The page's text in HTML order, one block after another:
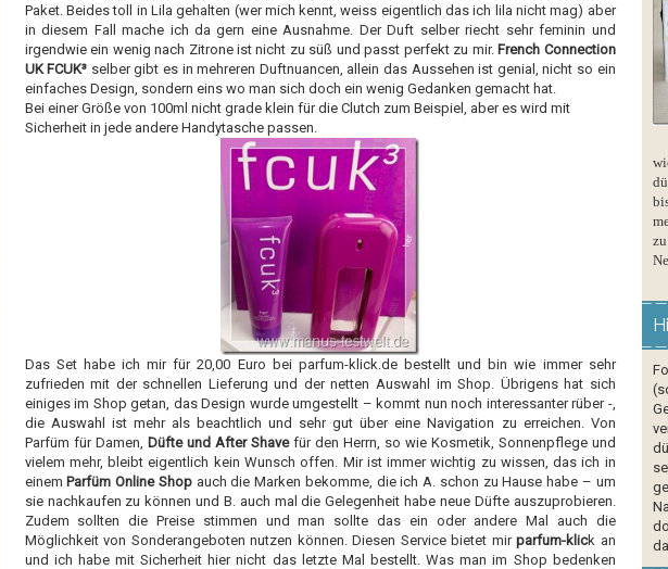
Paket. Beides toll in Lila gehalten (wer mich kennt, weiss eigentlich das ich lila nicht mag) aber
in diesem Fall mache ich da gern eine Ausnahme. Der Duft selber riecht sehr feminin und
irgendwie ein wenig nach Zitrone ist nicht zu süß und passt perfekt zu mir. French Connection
UK FCUK³ selber gibt es in mehreren Duftnuancen, allein das Aussehen ist genial, nicht so ein
einfaches Design, sondern eins wo man sich doch ein wenig Gedanken gemacht hat.
Bei einer Größe von 100ml nicht grade klein für die Clutch zum Beispiel, aber es wird mit
Sicherheit in jede andere Handytasche passen.
Das Set habe ich mir für 20,00 Euro bei parfum-klick.de bestellt und bin wie immer sehr
zufrieden mit der schnellen Lieferung und der netten Auswahl im Shop. Übrigens hat sich
einiges im Shop getan, das Design wurde umgestellt – kommt nun noch interessanter rüber -,
die Auswahl ist mehr als beachtlich und sehr gut über eine Navigation zu erreichen. Von
Parfüm für Damen, Düfte und After Shavefür den Herrn, so wie Kosmetik, Sonnenpflege und
vielem mehr, bleibt eigentlich kein Wunsch offen. Mir ist immer wichtig zu wissen, das ich in
einem Parfüm Online Shopauch die Marken bekomme, die ich A. schon zu Hause habe – um
sie nachkaufen zu können und B. auch mal die Gelegenheit habe neue Düfte auszuprobieren.
Zudem sollten die Preise stimmen und man sollte das ein oder andere Mal auch die
Möglichkeit von Sonderangeboten nutzen können. Diesen Service bietet mirparfum-klick an
und ich habe mit Sicherheit hier nicht das letzte Mal bestellt. Was man im Shop bedenken